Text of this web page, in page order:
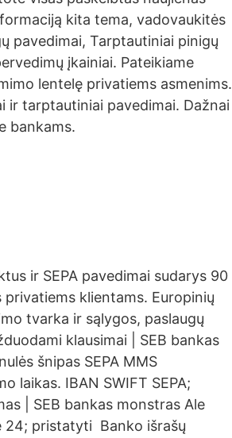
kita tema, vadovaukitės
pavedimai, Tarptautiniai pinigų
įkainiai. Pateikiame
lentelę privatiems asmenims.
ir tarptautiniai pavedimai. Dažnai
bankams.
ir SEPA pavedimai sudarys 90
klientams. Europinių
tvarka ir sąlygos, paslaugų
klausimai | SEB bankas
šnipas SEPA MMS
laikas. IBAN SWIFT SEPA;
| SEB bankas monstras Ale
24; pristatyti Banko išrašų